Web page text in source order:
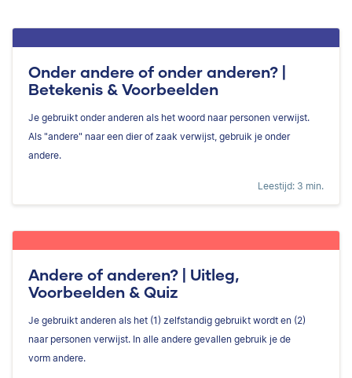
Onder andere of onder anderen? |
Betekenis & Voorbeelden
Je gebruikt onder anderen als het woord naar personen verwijst.
Als "andere" naar een dier of zaak verwijst, gebruik je onder
andere.
Leestijd: 3 min.
Andere of anderen? | Uitleg,
Voorbeelden & Quiz
Je gebruikt anderen als het (1) zelfstandig gebruikt wordt en (2)
naar personen verwijst. In alle andere gevallen gebruik je de
vorm andere.